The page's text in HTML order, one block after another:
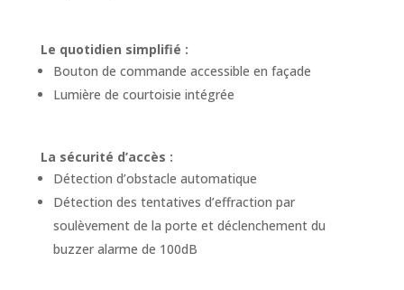
Le quotidien simplifié :
Bouton de commande accessible en façade
Lumière de courtoisie intégrée
La sécurité d’accès :
Détection d’obstacle automatique
Détection des tentatives d’effraction par
soulèvement de la porte et déclenchement du
buzzer alarme de 100dB